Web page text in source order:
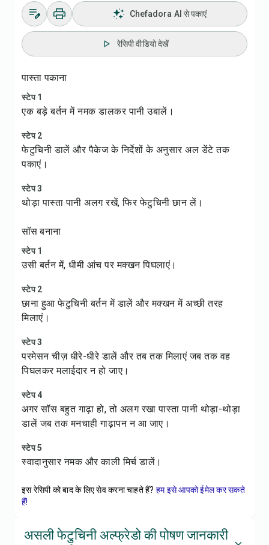
Chefadora AI से पकाएं
रेसिपी वीडियो देखें
पास्ता पकाना
स्टेप 1
एक बड़े बर्तन में नमक डालकर पानी उबालें।
स्टेप 2
फेटुचिनी डालें और पैकेज के निर्देशों के अनुसार अल डेंटे तक
पकाएं।
स्टेप 3
थोड़ा पास्ता पानी अलग रखें, फिर फेटुचिनी छान लें।
सॉस बनाना
स्टेप 1
उसी बर्तन में, धीमी आंच पर मक्खन पिघलाएं।
स्टेप 2
छाना हुआ फेटुचिनी बर्तन में डालें और मक्खन में अच्छी तरह
मिलाएं।
स्टेप 3
परमेसन चीज़ धीरे-धीरे डालें और तब तक मिलाएं जब तक वह
पिघलकर मलाईदार न हो जाए।
स्टेप 4
अगर सॉस बहुत गाढ़ा हो, तो अलग रखा पास्ता पानी थोड़ा-थोड़ा
डालें जब तक मनचाही गाढ़ापन न आ जाए।
स्टेप 5
स्वादानुसार नमक और काली मिर्च डालें।
इस रेसिपी को बाद के लिए सेव करना चाहते हैं? हम इसे आपको ईमेल कर सकते
हैं!
असली फेटुचिनी अल्फ्रेडो की पोषण जानकारी